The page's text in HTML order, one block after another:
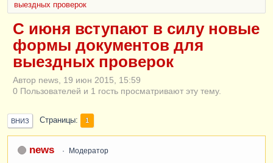
выездных проверок
С июня вступают в силу новые
формы документов для
выездных проверок
Автор news, 19 июн 2015, 15:59
0 Пользователей и 1 гость просматривают эту тему.
ВНИЗ Страницы 1
news Модератор